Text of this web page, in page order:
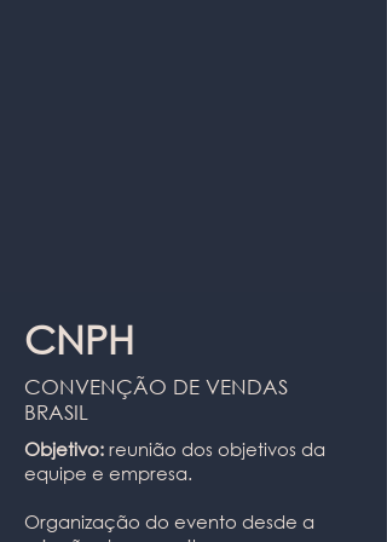
CNPH
CONVENÇÃO DE VENDAS
BRASIL
Objetivo: reunião dos objetivos da
equipe e empresa.
Organização do evento desde a